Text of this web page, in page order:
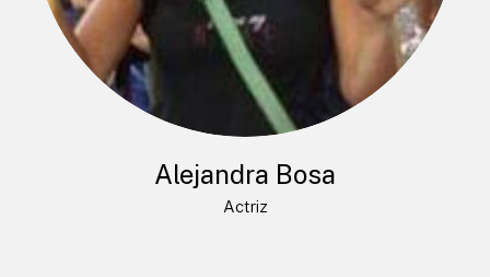
Alejandra Bosa
Actriz